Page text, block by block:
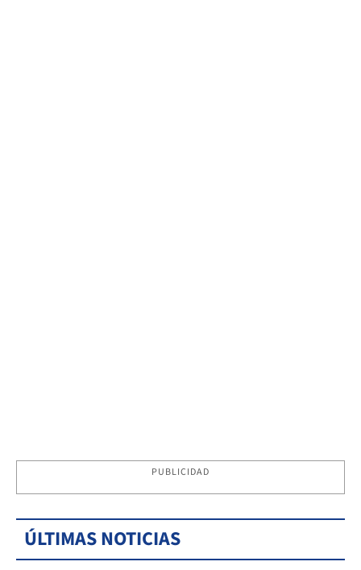
PUBLICIDAD
ÚLTIMAS NOTICIAS